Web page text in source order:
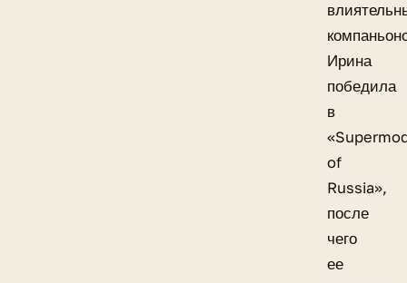
Ирина
победила
в
of
Russia»,
после
чего
ее